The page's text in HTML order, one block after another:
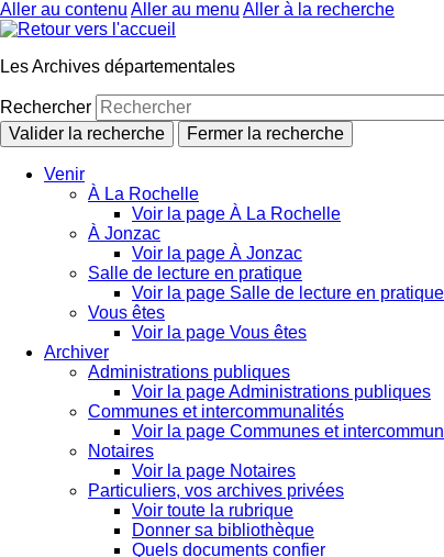
Aller au contenu Aller au menu Aller à la recherche
Les Archives départementales
Rechercher
Valider la recherche
Fermer la recherche
Venir
À La Rochelle
Voir la page À La Rochelle
À Jonzac
Voir la page À Jonzac
Salle de lecture en pratique
Voir la page Salle de lecture en pratique
Vous êtes
Voir la page Vous êtes
Archiver
Administrations publiques
Voir la page Administrations publiques
Communes et intercommunalités
Voir la page Communes et
Notaires
Voir la page Notaires
Particuliers, vos archives privées
Voir toute la rubrique
Donner sa bibliothèque
Quels documents confier